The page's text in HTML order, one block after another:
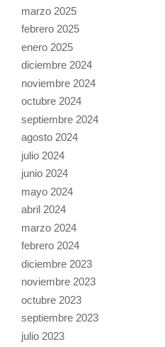
marzo 2025
febrero 2025
enero 2025
diciembre 2024
noviembre 2024
octubre 2024
septiembre 2024
agosto 2024
julio 2024
junio 2024
mayo 2024
abril 2024
marzo 2024
febrero 2024
diciembre 2023
noviembre 2023
octubre 2023
septiembre 2023
julio 2023